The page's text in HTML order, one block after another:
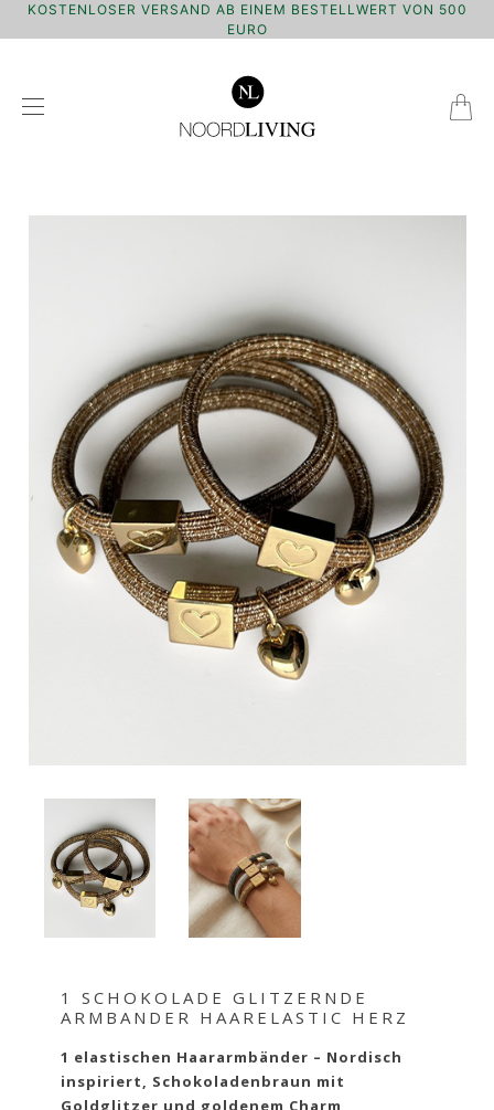
KOSTENLOSER VERSAND AB EINEM BESTELLWERT VON 500
EURO
1 SCHOKOLADE GLITZERNDE
ARMBANDER HAARELASTIC HERZ
1 elastischen Haararmbänder – Nordisch
inspiriert, Schokoladenbraun mit
Goldglitzer und goldenem Charm